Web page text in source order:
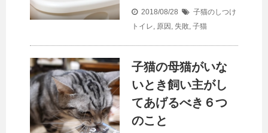
2018/08/28
子猫のしつけ
トイレ, 原因 , 失敗, 子猫
子猫の母猫がいな
いとき飼い主がし
てあげるべき６つ
のこと